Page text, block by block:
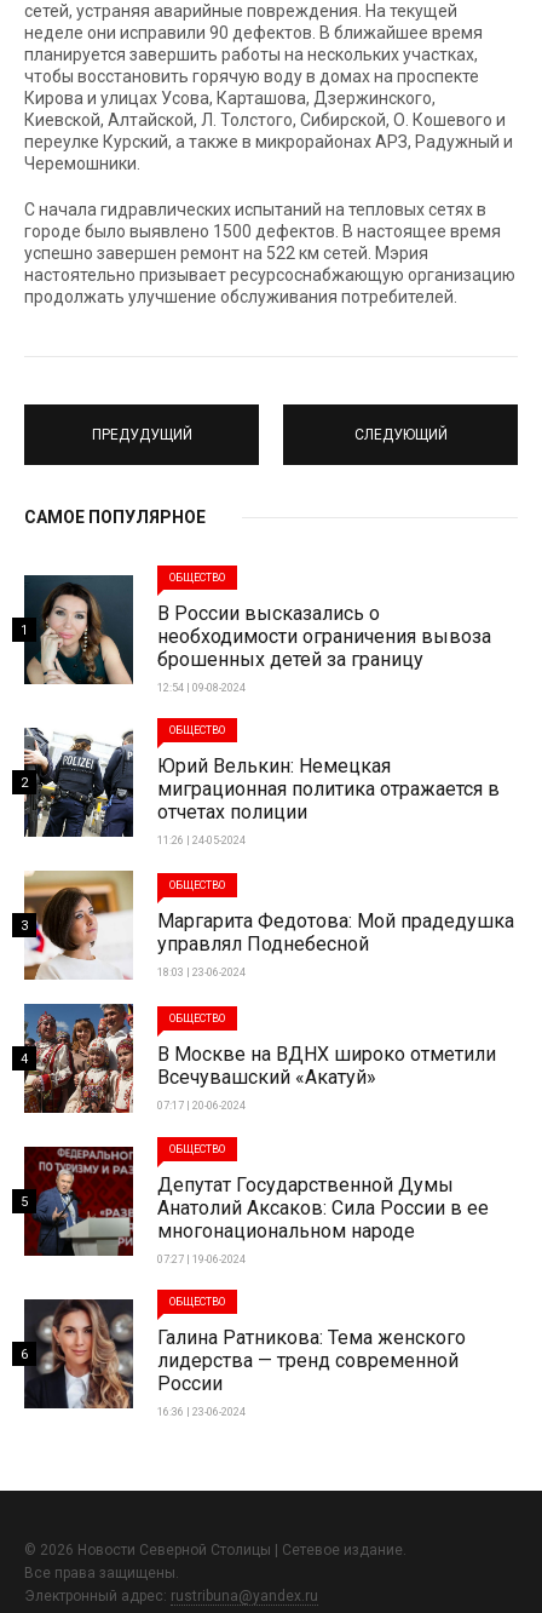
сетей, устраняя аварийные повреждения. На текущей
неделе они исправили 90 дефектов. В ближайшее время
планируется завершить работы на нескольких участках,
чтобы восстановить горячую воду в домах на проспекте
Кирова и улицах Усова, Карташова, Дзержинского,
Киевской, Алтайской, Л. Толстого, Сибирской, О. Кошевого и
переулке Курский, а также в микрорайонах АРЗ, Радужный и
Черемошники.
С начала гидравлических испытаний на тепловых сетях в
городе было выявлено 1500 дефектов. В настоящее время
успешно завершен ремонт на 522 км сетей. Мэрия
настоятельно призывает ресурсоснабжающую организацию
продолжать улучшение обслуживания потребителей.
ПРЕДУДУЩИЙ СЛЕДУЮЩИЙ
САМОЕ ПОПУЛЯРНОЕ
ОБЩЕСТВО
В России высказались о
необходимости ограничения вывоза
брошенных детей за границу
12:54 | 09-08-2024
1
ОБЩЕСТВО
Юрий Велькин: Немецкая
миграционная политика отражается в
отчетах полиции
11:26 | 24-05-2024
2
ОБЩЕСТВО
Маргарита Федотова: Мой прадедушка
управлял Поднебесной
18:03 | 23-06-2024
3
ОБЩЕСТВО
В Москве на ВДНХ широко отметили
Всечувашский «Акатуй»
07:17 | 20-06-2024
4
ОБЩЕСТВО
Депутат Государственной Думы
Анатолий Аксаков: Сила России в ее
многонациональном народе
07:27 | 19-06-2024
5
ОБЩЕСТВО
Галина Ратникова: Тема женского
лидерства — тренд современной
России
16:36 | 23-06-2024
6
© 2026 Новости Северной Столицы | Сетевое издание.
Все права защищены.
Электронный адрес: rustribuna@yandex.ru